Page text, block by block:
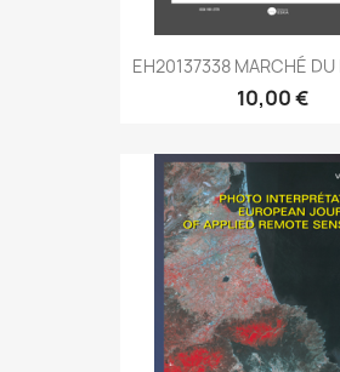
EH20137338 MARCHÉ DU
10,00 €